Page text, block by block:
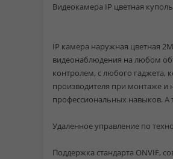
Видеокамера IP цветная
IP камера наружная цветная
видеонаблюдения на любом
контролем, с любого гаджета,
производителя при монтаже и
профессиональных навыков. А
Удаленное управление по
Поддержка стандарта ONVIF,